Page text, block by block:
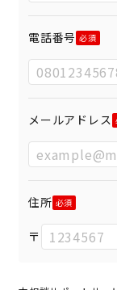
電話番号
メールアドレス
住所
〒